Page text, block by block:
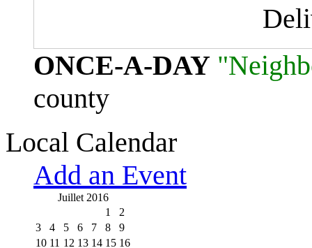
ONCE-A-DAY
county
Local Calendar
Add an Event
Juillet 2016
1
2
3
4 5 6 7 8
9
10 11 12 13 14 15 16